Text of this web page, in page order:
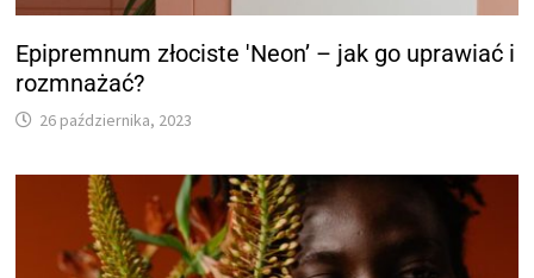
Epipremnum złociste 'Neon’ – jak go uprawiać i
rozmnażać?
26 października, 2023